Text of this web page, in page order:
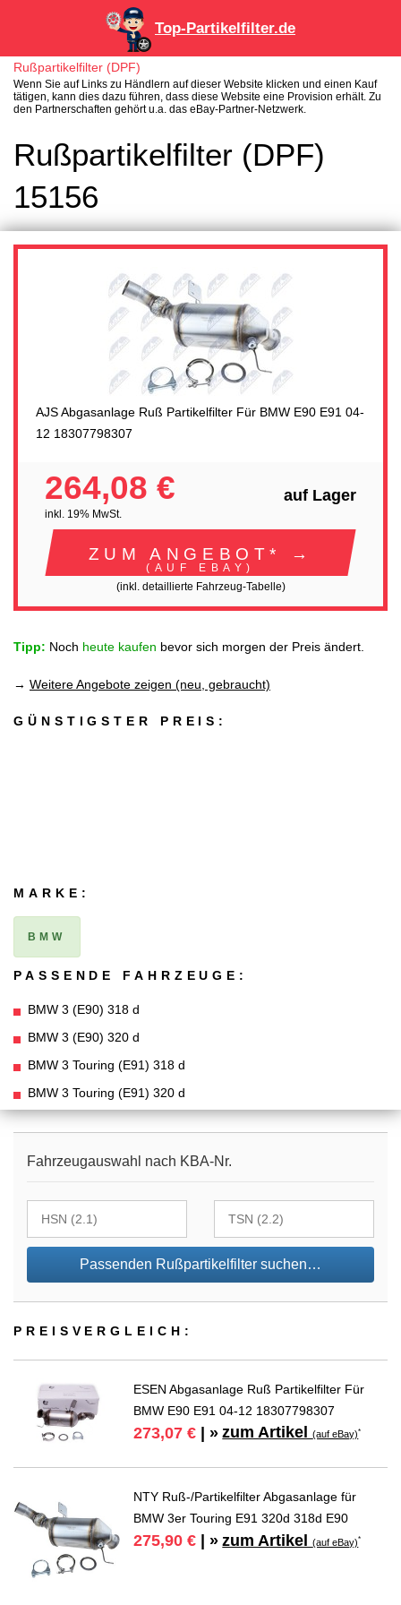
Top-Partikelfilter.de
Rußpartikelfilter (DPF)
Wenn Sie auf Links zu Händlern auf dieser Website klicken und einen Kauf
tätigen, kann dies dazu führen, dass diese Website eine Provision erhält. Zu
den Partnerschaften gehört u.a. das eBay-Partner-Netzwerk.
Rußpartikelfilter (DPF)
15156
AJS Abgasanlage Ruß Partikelfilter Für BMW E90 E91 04-
12 18307798307
264,08 €
inkl. 19% MwSt.
auf Lager
ZUM ANGEBOT* →
(AUF EBAY)
(inkl. detaillierte Fahrzeug-Tabelle)
Tipp: Noch heute kaufen bevor sich morgen der Preis ändert.
→ Weitere Angebote zeigen (neu, gebraucht)
GÜNSTIGSTER PREIS:
MARKE:
BMW
PASSENDE FAHRZEUGE:
BMW 3 (E90) 318 d
BMW 3 (E90) 320 d
BMW 3 Touring (E91) 318 d
BMW 3 Touring (E91) 320 d
Fahrzeugauswahl nach KBA-Nr.
Passenden Rußpartikelfilter suchen…
PREIS­VER­GLEICH:
ESEN Abgasanlage Ruß Partikelfilter Für
BMW E90 E91 04-12 18307798307
273,07 € | » zum Artikel(auf eBay)*
NTY Ruß-/Partikelfilter Abgasanlage für
BMW 3er Touring E91 320d 318d E90
275,90 € | » zum Artikel(auf eBay)*